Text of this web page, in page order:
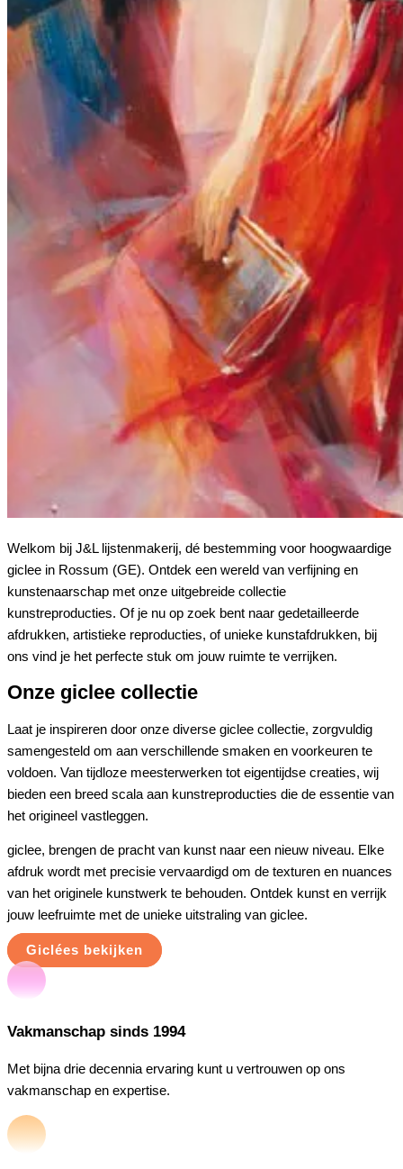
Welkom bij J&L lijstenmakerij, dé bestemming voor hoogwaardige
giclee in Rossum (GE). Ontdek een wereld van verfijning en
kunstenaarschap met onze uitgebreide collectie
kunstreproducties. Of je nu op zoek bent naar gedetailleerde
afdrukken, artistieke reproducties, of unieke kunstafdrukken, bij
ons vind je het perfecte stuk om jouw ruimte te verrijken.
Onze giclee collectie
Laat je inspireren door onze diverse giclee collectie, zorgvuldig
samengesteld om aan verschillende smaken en voorkeuren te
voldoen. Van tijdloze meesterwerken tot eigentijdse creaties, wij
bieden een breed scala aan kunstreproducties die de essentie van
het origineel vastleggen.
giclee, brengen de pracht van kunst naar een nieuw niveau. Elke
afdruk wordt met precisie vervaardigd om de texturen en nuances
van het originele kunstwerk te behouden. Ontdek kunst en verrijk
jouw leefruimte met de unieke uitstraling van giclee.
Giclées bekijken
Vakmanschap sinds 1994
Met bijna drie decennia ervaring kunt u vertrouwen op ons
vakmanschap en expertise.